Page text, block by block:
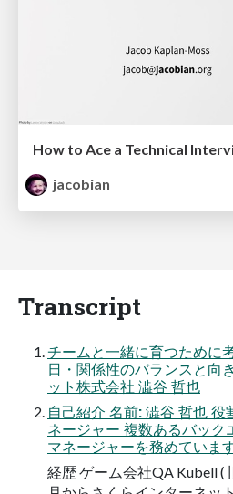
How to Ace a Technical
jacobian
Transcript
チームと一緒に育つために
日・関係性のバランスと向
ット株式会社 澁谷 哲也
自己紹介 名前: 澁谷 哲也
ネージャー 複数あるバッ
マネージャーを務めていま
経歴 ゲーム会社QA Kubell (